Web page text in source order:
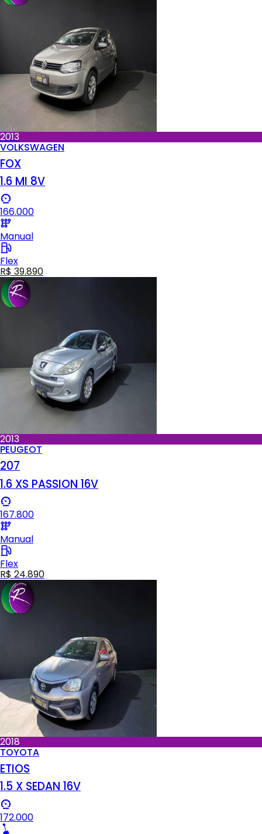
2013
VOLKSWAGEN
FOX
1.6 MI 8V
166.000
Manual
Flex
R$ 39.890
2013
PEUGEOT
207
1.6 XS PASSION 16V
167.800
Manual
Flex
R$ 24.890
2018
TOYOTA
ETIOS
1.5 X SEDAN 16V
172.000